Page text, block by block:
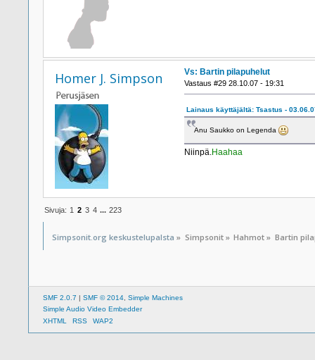
Homer J. Simpson Vs: Bartin pilapuhelut
Vastaus #29 28.10.07 - 19:31
Lainaus käyttäjältä: Tsastus -
Anu Saukko on Legenda
Niinpä. Haahaa
Sivuja: 1 2 3 4 ... 223
Simpsonit.org keskustelupalsta » Simpsonit» Hahmot » Bartin
SMF 2.0.7 | SMF © 2014, Simple Machines
Simple Audio Video Embedder
XHTML
RSS WAP2